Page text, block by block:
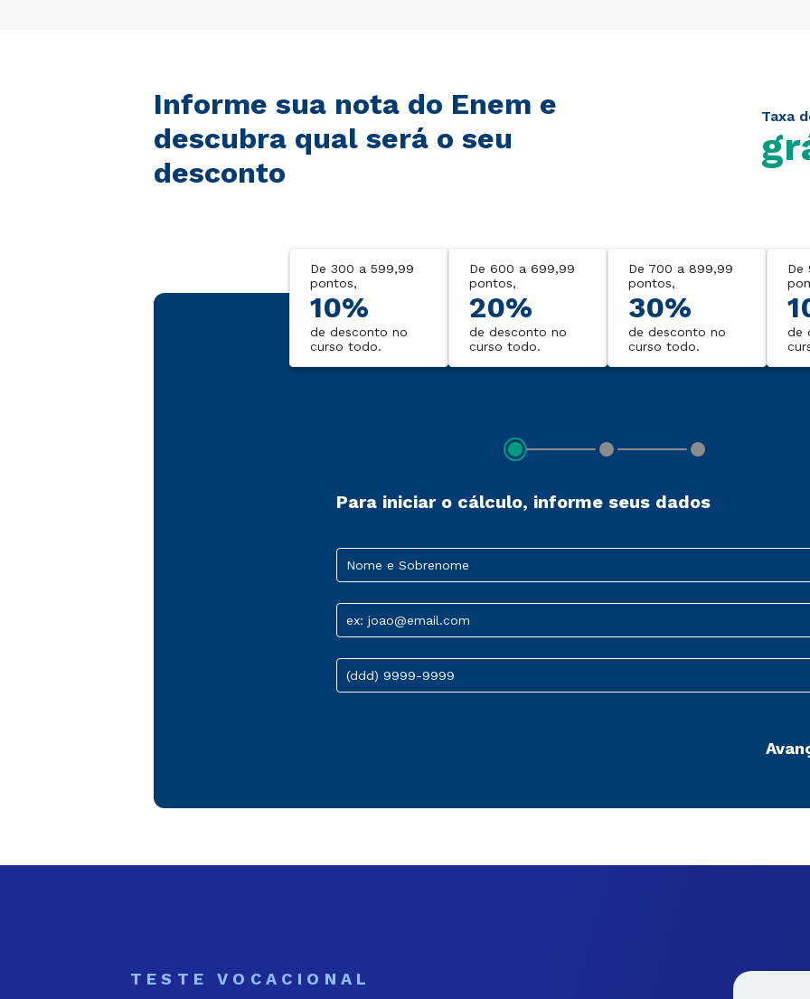
Informe sua nota do Enem e
descubra qual será o seu
desconto
Taxa
De 300 a 599,99
pontos,
10%
de desconto no
curso todo.
De 600 a 699,99
pontos,
20%
de desconto no
curso todo.
De 700 a 899,99
pontos,
30%
de desconto no
curso todo.
De
de
Para iniciar o cálculo, informe seus dados
Nome e Sobrenome
ex: joao@email.com
(ddd) 9999-9999
TESTE VOCACIONAL